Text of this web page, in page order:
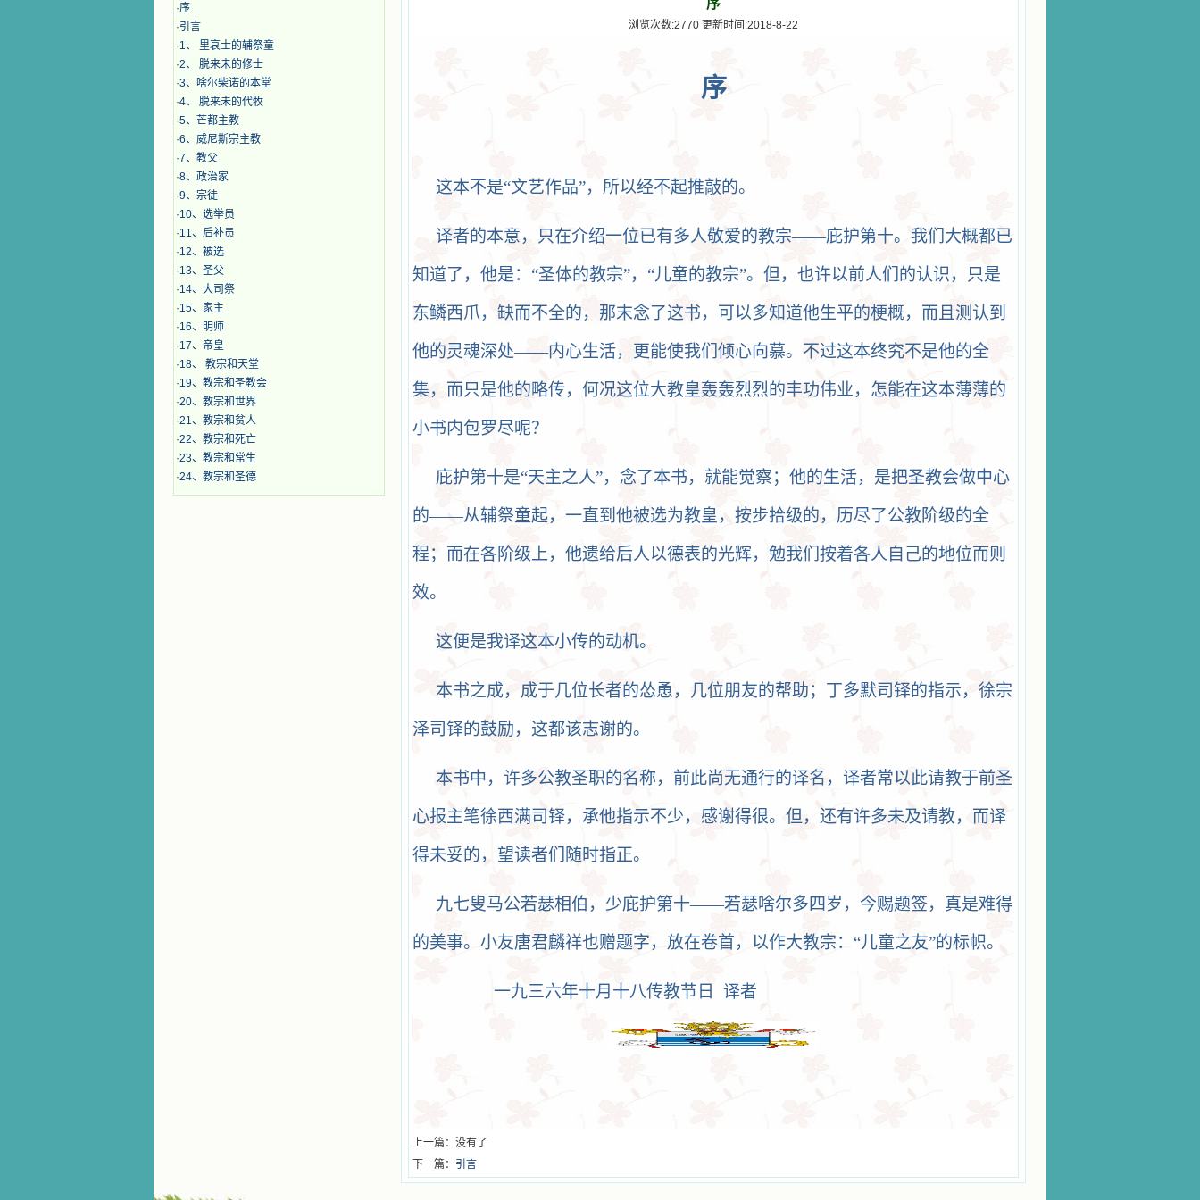
·序
·引言
·1、 里哀士的辅祭童
·2、 脱来未的修士
·3、啥尔柴诺的本堂
·4、 脱来未的代牧
·5、芒都主教
·6、威尼斯宗主教
·7、教父
·8、政治家
·9、宗徒
·10、选举员
·11、后补员
·12、被选
·13、圣父
·14、大司祭
·15、家主
·16、明师
·17、帝皇
·18、 教宗和天堂
·19、教宗和圣教会
·20、教宗和世界
·21、教宗和贫人
·22、教宗和死亡
·23、教宗和常生
·24、教宗和圣德
序
浏览次数:2770 更新时间:2018-8-22
序
这本不是“文艺作品”，所以经不起推敲的。
译者的本意，只在介绍一位已有多人敬爱的教宗——庇护第十。我们大概都已
知道了，他是：“圣体的教宗”，“儿童的教宗”。但，也许以前人们的认识，只是
东鳞西爪，缺而不全的，那末念了这书，可以多知道他生平的梗概，而且测认到
他的灵魂深处——内心生活，更能使我们倾心向慕。不过这本终究不是他的全
集，而只是他的略传，何况这位大教皇轰轰烈烈的丰功伟业，怎能在这本薄薄的
小书内包罗尽呢？
庇护第十是“天主之人”，念了本书，就能觉察；他的生活，是把圣教会做中心
的——从辅祭童起，一直到他被选为教皇，按步拾级的，历尽了公教阶级的全
程；而在各阶级上，他遗给后人以德表的光辉，勉我们按着各人自己的地位而则
效。
这便是我译这本小传的动机。
本书之成，成于几位长者的怂恿，几位朋友的帮助；丁多默司铎的指示，徐宗
泽司铎的鼓励，这都该志谢的。
本书中，许多公教圣职的名称，前此尚无通行的译名，译者常以此请教于前圣
心报主笔徐西满司铎，承他指示不少，感谢得很。但，还有许多未及请教，而译
得未妥的，望读者们随时指正。
九七叟马公若瑟相伯，少庇护第十——若瑟啥尔多四岁，今赐题签，真是难得
的美事。小友唐君麟祥也赠题字，放在卷首，以作大教宗：“儿童之友”的标帜。
一九三六年十月十八传教节日 译者
上一篇：没有了
下一篇： 引言